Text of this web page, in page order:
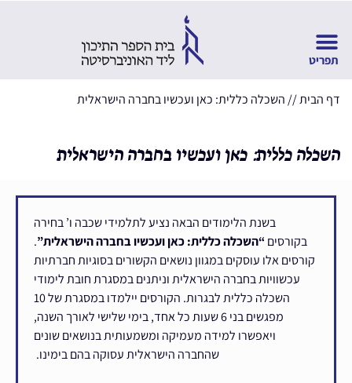
דף הבית// השכלה כללית: כאן ועכשיו בחברה הישראלית
השכלה כללית: כאן ועכשיו בחברה הישראלית
בשנת הלימודים הבאה נציע לתלמידי שכבה ו’ בחירה
בקורסים “השכלה כללית: כאן ועכשיו בחברה הישראלית”.
קורסיםאלו עוסקים במגוון נושאים הקשורים בסוגיות חברתיות
עכשוויות בחברה הישראלית וניתנים במסגרת חובת לימודי
השכלה כללית לבגרות. הקורסים יילמדו במסגרת של 10
מפגשים בני 6 שעות כל אחד, בימי שלישי לאורך השנה,
ויאפשרו למידה מעמיקה ומשמעותית בנושאים שונים
שהחברה הישראלית עסוקה בהם בימינו.